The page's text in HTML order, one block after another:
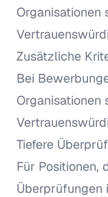
Organisationen
Zusätzliche
Bei
Organisationen
Tiefere
Für Positionen,
Überprüfungen